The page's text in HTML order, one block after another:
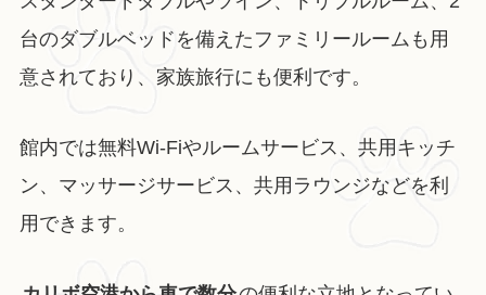
台のダブルベッドを備えたファミリールームも用
意されており、家族旅行にも便利です。
館内では無料Wi-Fiやルームサービス、共用キッチ
ン、マッサージサービス、共用ラウンジなどを利
用できます。